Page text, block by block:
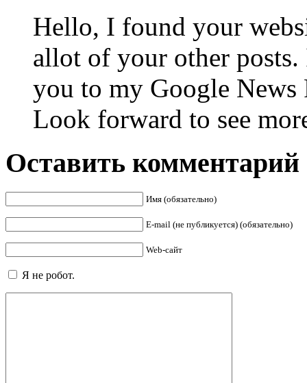
Hello, I found your
allot of your other
you to my Google News
Look forward to see
Оставить комментарий
Имя (обязательно)
E-mail (не публикуется) (обязательно)
Web-сайт
Я не робот.